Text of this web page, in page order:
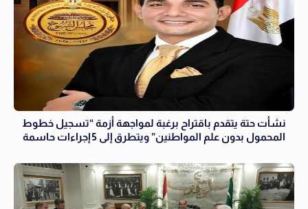
نشأت حتة يتقدم باقتراح برغبة لمواجهة أزمة “تسجيل خطوط
المحمول بدون علم المواطنين” ويتطرق إلى 5 إجراءات حاسمة